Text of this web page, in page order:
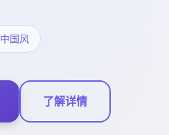
国风
了解详情